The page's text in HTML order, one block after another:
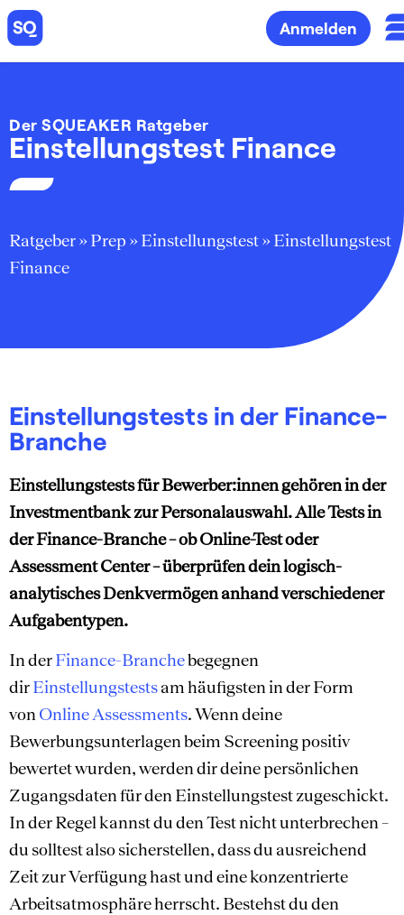
Anmelden
Der SQUEAKER Ratgeber
Einstellungstest Finance
Ratgeber»Prep »Einstellungstest»Einstellungstest
Finance
Einstellungstests in der Finance-
Branche
Einstellungstests für Bewerber:innen gehören in der
Investmentbank zur Personalauswahl. Alle Tests in
der Finance-Branche – ob Online-Test oder
Assessment Center – überprüfen dein logisch-
analytisches Denkvermögen anhand verschiedener
Aufgabentypen.
In derFinance-Branchebegegnen
dirEinstellungstestsam häufigsten in der Form
von Online Assessments. Wenn deine
Bewerbungsunterlagen beim Screening positiv
bewertet wurden, werden dir deine persönlichen
Zugangsdaten für den Einstellungstest zugeschickt.
In der Regel kannst du den Test nicht unterbrechen –
du solltest also sicherstellen, dass du ausreichend
Zeit zur Verfügung hast und eine konzentrierte
Arbeitsatmosphäre herrscht. Bestehst du den